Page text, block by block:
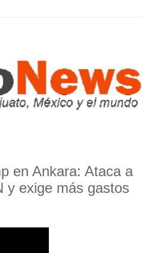
en Ankara: Ataca a
y exige más gastos